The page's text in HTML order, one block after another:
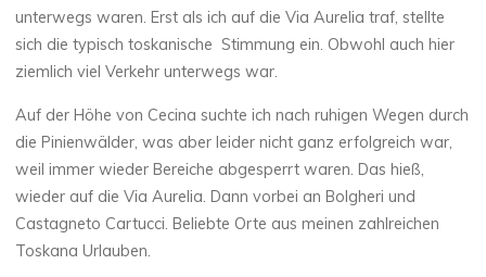
unterwegs waren. Erst als ich auf die Via Aurelia traf, stellte
sich die typisch toskanische Stimmung ein. Obwohl auch hier
ziemlich viel Verkehr unterwegs war.
Auf der Höhe von Cecina suchte ich nach ruhigen Wegen durch
die Pinienwälder, was aber leider nicht ganz erfolgreich war,
weil immer wieder Bereiche abgesperrt waren. Das hieß,
wieder auf die Via Aurelia. Dann vorbei an Bolgheri und
Castagneto Cartucci. Beliebte Orte aus meinen zahlreichen
Toskana Urlauben.